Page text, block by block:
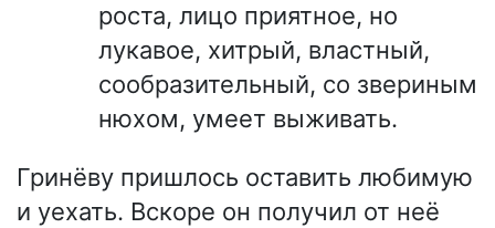
роста, лицо приятное, но
лукавое, хитрый, властный,
сообразительный, со звериным
нюхом, умеет выживать.
Гринёву пришлось оставить любимую
и уехать. Вскоре он получил от неё